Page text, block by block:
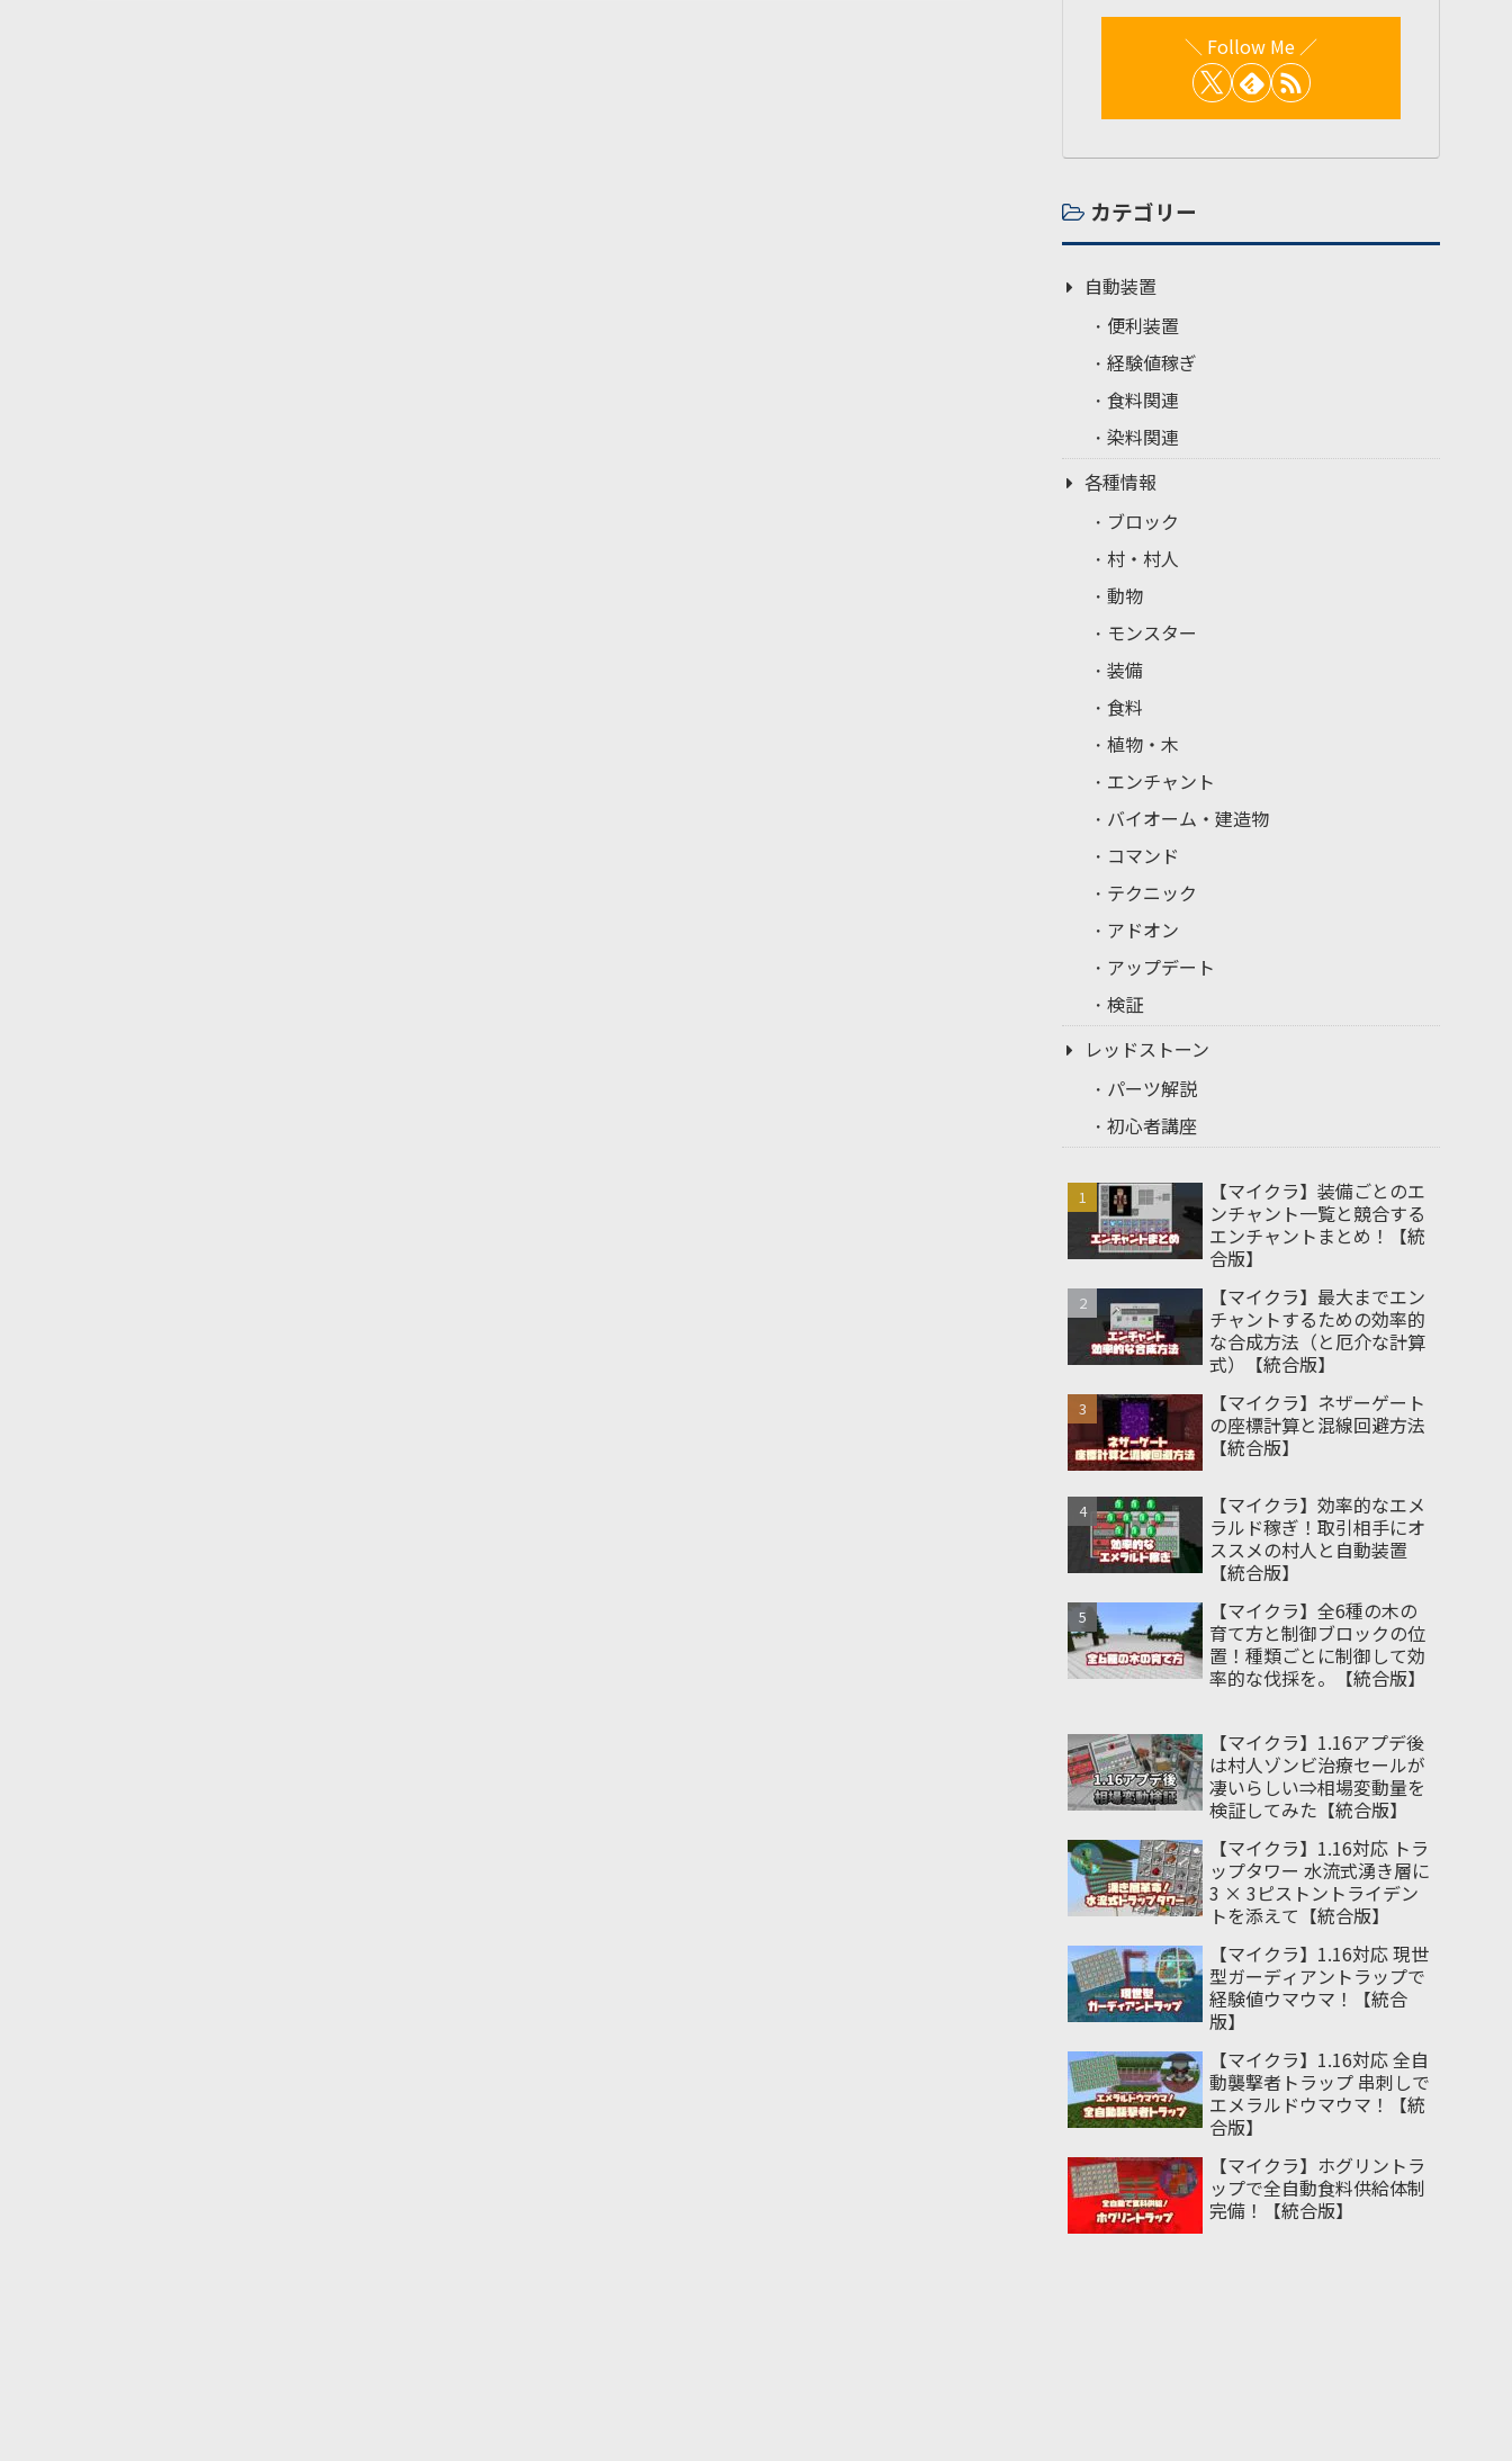
カテゴリー
自動装置
便利装置
経験値稼ぎ
食料関連
染料関連
各種情報
ブロック
村・村人
動物
モンスター
装備
食料
植物・木
エンチャント
バイオーム・建造物
コマンド
テクニック
アドオン
アップデート
検証
レッドストーン
パーツ解説
初心者講座
【マイクラ】装備ごとのエ
ンチャント一覧と競合する
エンチャントまとめ！【統
合版】
【マイクラ】最大までエン
チャントするための効率的
な合成方法（と厄介な計算
式）【統合版】
【マイクラ】ネザーゲート
の座標計算と混線回避方法
【統合版】
【マイクラ】効率的なエメ
ラルド稼ぎ！取引相手にオ
ススメの村人と自動装置
【統合版】
【マイクラ】全6種の木の
育て方と制御ブロックの位
置！種類ごとに制御して効
率的な伐採を。【統合版】
【マイクラ】1.16アプデ後
は村人ゾンビ治療セールが
凄いらしい⇒相場変動量を
検証してみた【統合版】
【マイクラ】1.16対応 トラ
ップタワー 水流式湧き層に
3 × 3ピストントライデン
トを添えて【統合版】
【マイクラ】1.16対応 現世
型ガーディアントラップで
経験値ウマウマ！【統合
版】
【マイクラ】1.16対応 全自
動襲撃者トラップ 串刺しで
エメラルドウマウマ！【統
合版】
【マイクラ】ホグリントラ
ップで全自動食料供給体制
完備！【統合版】